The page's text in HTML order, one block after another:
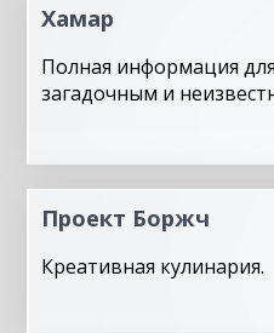
Хамар
Полная информация
загадочным и
Проект Боржч
Креативная кулинария.